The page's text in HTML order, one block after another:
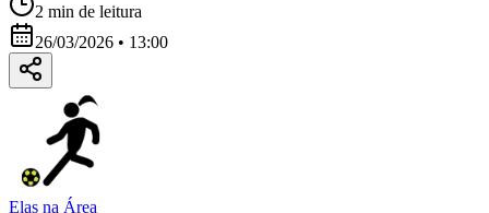
2 min de leitura
26/03/2026 • 13:00
Elas na Área